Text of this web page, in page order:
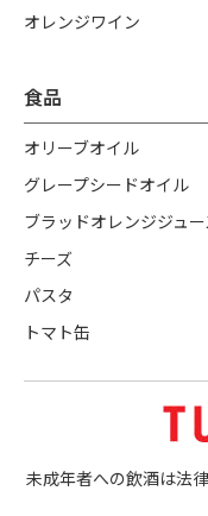
オレンジワイン
食品
オリーブオイル
グレープシードオイル
ブラッドオレンジジュー
チーズ
パスタ
トマト缶
未成年者への飲酒は法